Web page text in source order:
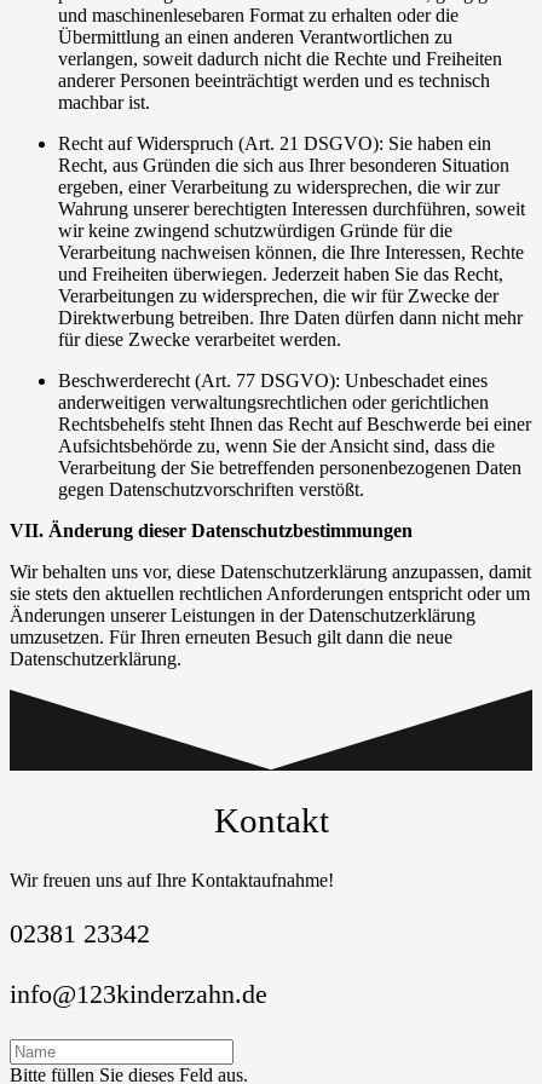
und maschinenlesebaren Format zu erhalten oder die
Übermittlung an einen anderen Verantwortlichen zu
verlangen, soweit dadurch nicht die Rechte und Freiheiten
anderer Personen beeinträchtigt werden und es technisch
machbar ist.
Recht auf Widerspruch (Art. 21 DSGVO): Sie haben ein
Recht, aus Gründen die sich aus Ihrer besonderen Situation
ergeben, einer Verarbeitung zu widersprechen, die wir zur
Wahrung unserer berechtigten Interessen durchführen, soweit
wir keine zwingend schutzwürdigen Gründe für die
Verarbeitung nachweisen können, die Ihre Interessen, Rechte
und Freiheiten überwiegen. Jederzeit haben Sie das Recht,
Verarbeitungen zu widersprechen, die wir für Zwecke der
Direktwerbung betreiben. Ihre Daten dürfen dann nicht mehr
für diese Zwecke verarbeitet werden.
Beschwerderecht (Art. 77 DSGVO): Unbeschadet eines
anderweitigen verwaltungsrechtlichen oder gerichtlichen
Rechtsbehelfs steht Ihnen das Recht auf Beschwerde bei einer
Aufsichtsbehörde zu, wenn Sie der Ansicht sind, dass die
Verarbeitung der Sie betreffenden personenbezogenen Daten
gegen Datenschutzvorschriften verstößt.
VII. Änderung dieser Datenschutzbestimmungen
Wir behalten uns vor, diese Datenschutzerklärung anzupassen, damit
sie stets den aktuellen rechtlichen Anforderungen entspricht oder um
Änderungen unserer Leistungen in der Datenschutzerklärung
umzusetzen. Für Ihren erneuten Besuch gilt dann die neue
Datenschutzerklärung.
Kontakt
Wir freuen uns auf Ihre Kontaktaufnahme!
02381 23342
info@123kinderzahn.de
Bitte füllen Sie dieses Feld aus.